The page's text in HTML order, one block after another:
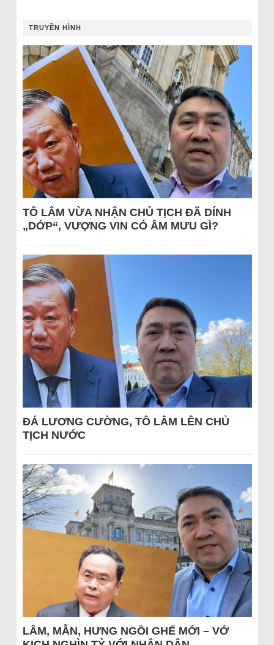
TRUYỀN HÌNH
TÔ LÂM VỪA NHẬN CHỦ TỊCH ĐÃ DÍNH
„DỚP“, VƯỢNG VIN CÓ ÂM MƯU GÌ?
ĐÁ LƯƠNG CƯỜNG, TÔ LÂM LÊN CHỦ
TỊCH NƯỚC
LÂM, MẪN, HƯNG NGỒI GHẾ MỚI – VỞ